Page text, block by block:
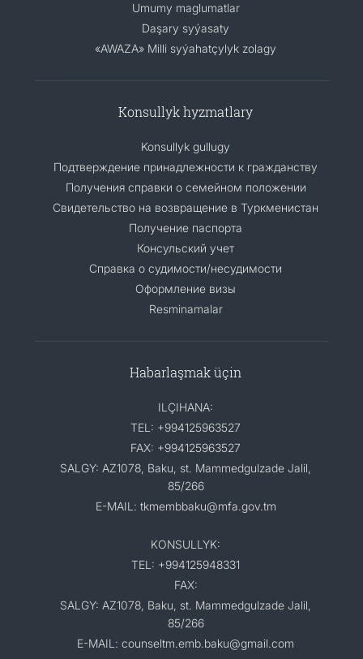
Umumy maglumatlar
Daşary syýasaty
«AWAZA» Milli syýahatçylyk zolagy
Konsullyk hyzmatlary
Konsullyk gullugy
Подтверждение принадлежности к гражданству
Получения справки о семейном положении
Свидетельство на возвращение в Туркменистан
Получение паспорта
Консульский учет
Справка о судимости/несудимости
Оформление визы
Resminamalar
Habarlaşmak üçin
ILÇIHANA:
TEL: +994125963527
FAX: +994125963527
SALGY: AZ1078, Baku, st. Mammedgulzade Jalil,
85/266
E-MAIL: tkmembbaku@mfa.gov.tm
KONSULLYK:
TEL: +994125948331
FAX:
SALGY: AZ1078, Baku, st. Mammedgulzade Jalil,
85/266
E-MAIL: counseltm.emb.baku@gmail.com